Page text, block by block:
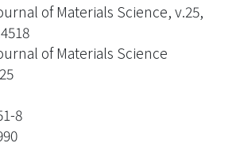
of Materials Science, v.25,
of Materials Science
8